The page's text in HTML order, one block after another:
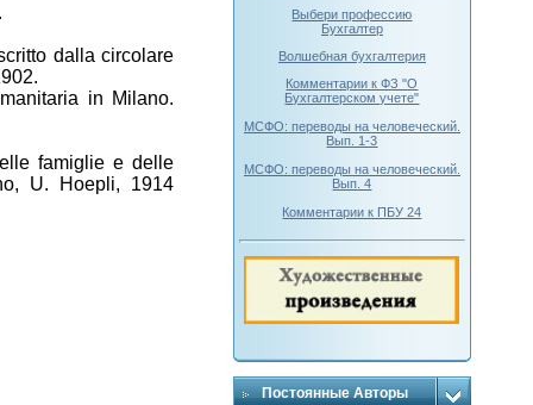
dalla circolare
in Milano.
famiglie e delle
U. Hoepli, 1914
Выбери профессию
Бухгалтер
Волшебная бухгалтерия
Комментарии к ФЗ "О
Бухгалтерском учете"
МСФО: переводы на человеческий.
Вып. 1-3
МСФО: переводы на человеческий.
Вып. 4
Комментарии к ПБУ 24
Постоянные Авторы